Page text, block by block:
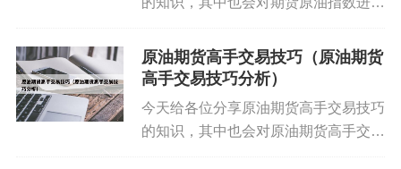
题，别忘了关注本站，现在开始吧！本
文目录一览： 1、期货原油线一般怎么
原油期货高手交易技巧（原油期货
高手交易技巧分析）
今天给各位分享原油期货高手交易技巧
的知识，其中也会对原油期货高手交易